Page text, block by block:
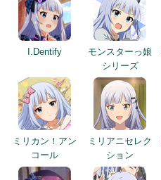
I.Dentify
モンスターっ娘
シリーズ
ミリカン！アン
コール
ミリアニセレク
ション